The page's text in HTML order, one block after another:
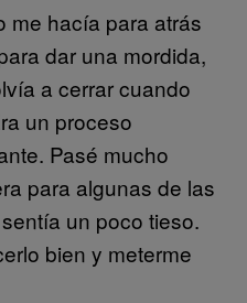
me hacía para atrás
dar una mordida,
a cerrar cuando
un proceso
Pasé mucho
para algunas de las
un poco tieso.
bien y meterme